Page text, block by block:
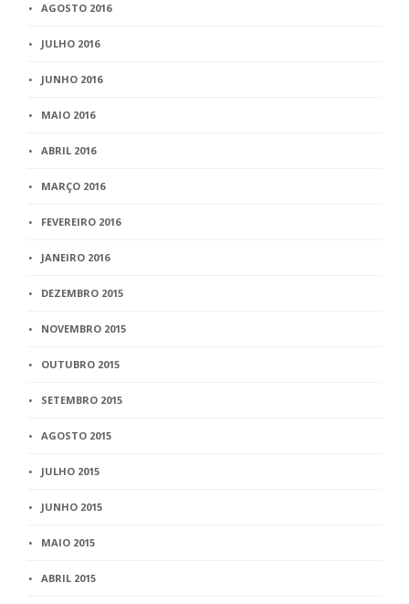
AGOSTO 2016
JULHO 2016
JUNHO 2016
MAIO 2016
ABRIL 2016
MARÇO 2016
FEVEREIRO 2016
JANEIRO 2016
DEZEMBRO 2015
NOVEMBRO 2015
OUTUBRO 2015
SETEMBRO 2015
AGOSTO 2015
JULHO 2015
JUNHO 2015
MAIO 2015
ABRIL 2015